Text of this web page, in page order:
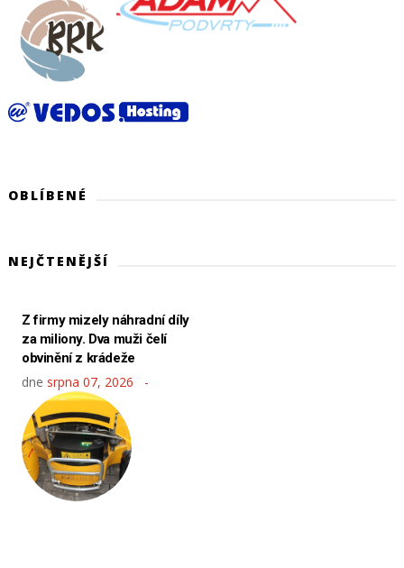
OBLÍBENÉ
NEJČTENĚJŠÍ
Z firmy mizely náhradní díly
za miliony. Dva muži čelí
obvinění z krádeže
dne srpna 07, 2026